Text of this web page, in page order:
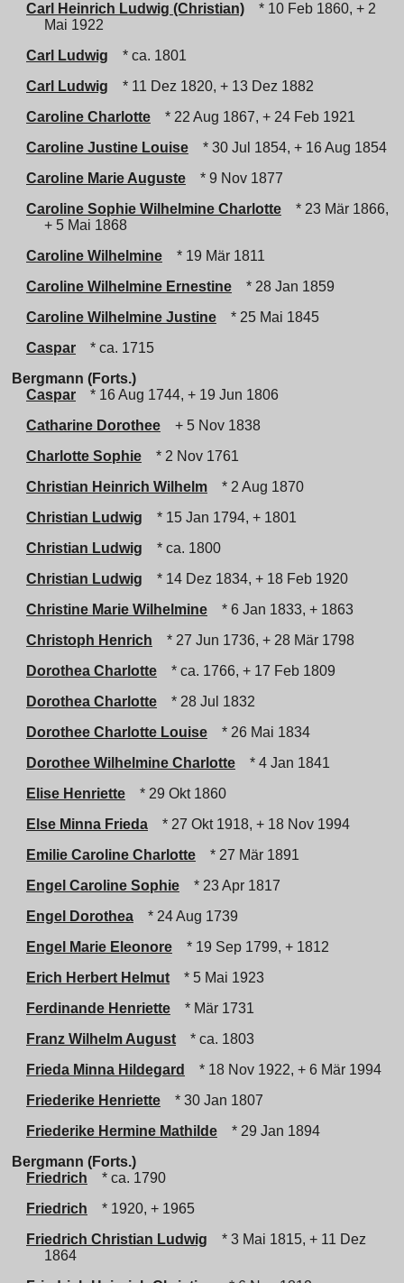
Carl Heinrich Ludwig (Christian)
* 10 Feb 1860, + 2
Mai 1922
Carl Ludwig
* ca. 1801
Carl Ludwig
* 11 Dez 1820, + 13 Dez 1882
Caroline Charlotte
* 22 Aug 1867, + 24 Feb 1921
Caroline Justine Louise
* 30 Jul 1854, + 16 Aug 1854
Caroline Marie Auguste
* 9 Nov 1877
Caroline Sophie Wilhelmine Charlotte
* 23 Mär 1866,
+ 5 Mai 1868
Caroline Wilhelmine
* 19 Mär 1811
Caroline Wilhelmine Ernestine
* 28 Jan 1859
Caroline Wilhelmine Justine
* 25 Mai 1845
Caspar
* ca. 1715
Bergmann (Forts.)
Caspar
* 16 Aug 1744, + 19 Jun 1806
Catharine Dorothee
+ 5 Nov 1838
Charlotte Sophie
* 2 Nov 1761
Christian Heinrich Wilhelm
* 2 Aug 1870
Christian Ludwig
* 15 Jan 1794, + 1801
Christian Ludwig
* ca. 1800
Christian Ludwig
* 14 Dez 1834, + 18 Feb 1920
Christine Marie Wilhelmine
* 6 Jan 1833, + 1863
Christoph Henrich
* 27 Jun 1736, + 28 Mär 1798
Dorothea Charlotte
* ca. 1766, + 17 Feb 1809
Dorothea Charlotte
* 28 Jul 1832
Dorothee Charlotte Louise
* 26 Mai 1834
Dorothee Wilhelmine Charlotte
* 4 Jan 1841
Elise Henriette
* 29 Okt 1860
Else Minna Frieda
* 27 Okt 1918, + 18 Nov 1994
Emilie Caroline Charlotte
* 27 Mär 1891
Engel Caroline Sophie
* 23 Apr 1817
Engel Dorothea
* 24 Aug 1739
Engel Marie Eleonore
* 19 Sep 1799, + 1812
Erich Herbert Helmut
* 5 Mai 1923
Ferdinande Henriette
* Mär 1731
Franz Wilhelm August
* ca. 1803
Frieda Minna Hildegard
* 18 Nov 1922, + 6 Mär 1994
Friederike Henriette
* 30 Jan 1807
Friederike Hermine Mathilde
* 29 Jan 1894
Bergmann (Forts.)
Friedrich
* ca. 1790
Friedrich
* 1920, + 1965
Friedrich Christian Ludwig
* 3 Mai 1815, + 11 Dez
1864